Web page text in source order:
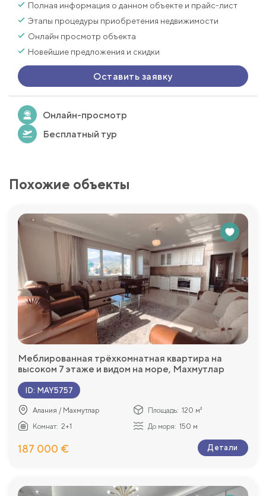
Полная информация о данном объекте и прайс-лист
Этапы процедуры приобретения недвижимости
Онлайн просмотр объекта
Новейшие предложения и скидки
Оставить заявку
Онлайн-просмотр
Бесплатный тур
Похожие объекты
Меблированная трёхкомнатная квартира на
высоком 7 этаже и видом на море, Махмутлар
ID: MAY5757
Алания / Махмутлар Площадь: 120 м²
Комнат: 2+1 До моря: 150 м
187 000 € Детали